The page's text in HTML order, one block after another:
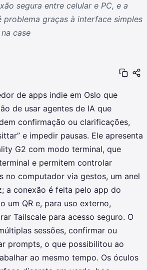
segura entre celular e PC, e a
problema graças à interface simples
case
de apps indie em Oslo que
de usar agentes de IA que
confirmação ou clarificações,
e impedir pausas. Ele apresenta
G2 com modo terminal, que
e permitem controlar
no computador via gestos, um anel
a conexão é feita pelo app do
um QR e, para uso externo,
Tailscale para acesso seguro. O
sessões, confirmar ou
prompts, o que possibilitou ao
ao mesmo tempo. Os óculos